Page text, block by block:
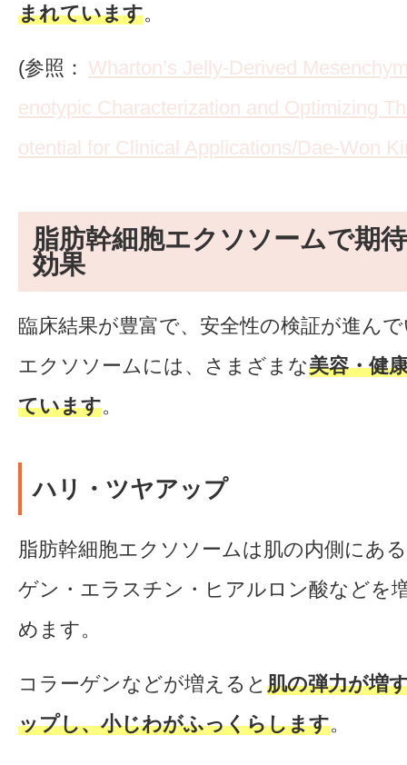
まれています。
(参照： Wharton’s Jelly-Derived
enotypic Characterization and Optimizing
otential for Clinical Applications/Dae-Won
脂肪幹細胞エクソソームで期
効果
臨床結果が豊富で、安全性の検証が進ん
エクソソームには、さまざまな美容・健
ています。
ハリ・ツヤアップ
脂肪幹細胞エクソソームは肌の内側にあ
ゲン・エラスチン・ヒアルロン酸などを
めます。
コラーゲンなどが増えると 肌の弾力が増
ップし、小じわがふっくらします。